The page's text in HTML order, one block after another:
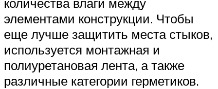
элементами конструкции. Чтобы
еще лучше защитить места стыков,
используется монтажная и
полиуретановая лента, а также
различные категории герметиков.